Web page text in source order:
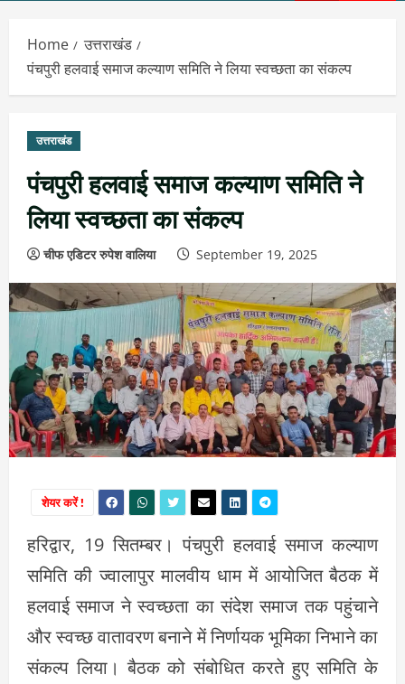
Home
उत्तराखंड
पंचपुरी हलवाई समाज कल्याण समिति ने लिया स्वच्छता का संकल्प
उत्तराखंड
पंचपुरी हलवाई समाज कल्याण समिति ने
लिया स्वच्छता का संकल्प
चीफ एडिटर रुपेश वालिया September 19, 2025
शेयर करें !
हरिद्वार, 19 सितम्बर। पंचपुरी हलवाई समाज कल्याण
समिति की ज्वालापुर मालवीय धाम में आयोजित बैठक में
हलवाई समाज ने स्वच्छता का संदेश समाज तक पहुंचाने
और स्वच्छ वातावरण बनाने में निर्णायक भूमिका निभाने का
संकल्प लिया। बैठक को संबोधित करते हुए समिति के